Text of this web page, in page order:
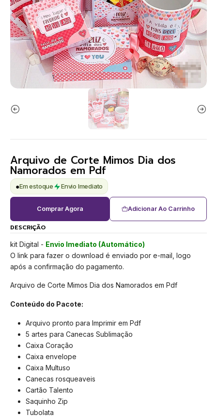
Arquivo de Corte Mimos Dia dos
Namorados em Pdf
●Em estoque Envio Imediato
Adicionar Ao Carrinho
Comprar Agora
DESCRIÇÃO
kit Digital - Envio Imediato (Automático)
O link para fazer o download é enviado por e-mail, logo
após a confirmação do pagamento.
Arquivo de Corte Mimos Dia dos Namorados em Pdf
Conteúdo do Pacote:
Arquivo pronto para Imprimir em Pdf
5 artes para Canecas Sublimação
Caixa Coração
Caixa envelope
Caixa Multuso
Canecas rosqueaveis
Cartão Talento
Saquinho Zip
Tubolata